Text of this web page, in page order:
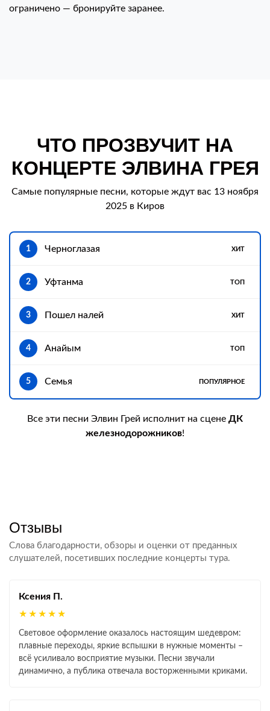
ограничено — бронируйте заранее.
ЧТО ПРОЗВУЧИТ НА
КОНЦЕРТЕ ЭЛВИНА ГРЕЯ
Самые популярные песни, которые ждут вас 13 ноября
2025 в Киров
1 Черноглазая ХИТ
2 Уфтанма ТОП
3 Пошел налей ХИТ
4 Анайым ТОП
5 Семья ПОПУЛЯРНОЕ
Все эти песни Элвин Грей исполнит на сцене ДК
железнодорожников!
Отзывы
Слова благодарности, обзоры и оценки от преданных
слушателей, посетивших последние концерты тура.
Ксения П.
★★★★★
Световое оформление оказалось настоящим шедевром:
плавные переходы, яркие вспышки в нужные моменты –
всё усиливало восприятие музыки. Песни звучали
динамично, а публика отвечала восторженными криками.